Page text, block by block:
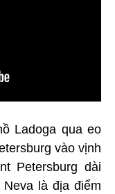
Ladoga qua eo
vào vịnh
Petersburg dài
là địa điểm